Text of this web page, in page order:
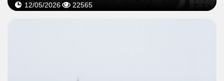
12/05/2026 22565